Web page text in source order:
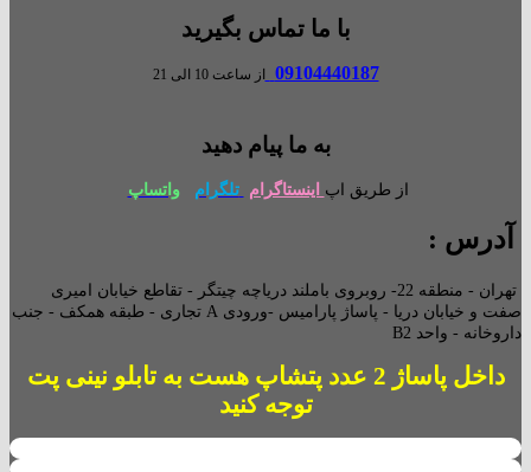
با ما تماس بگیرید
09104440187 از ساعت 10 الی 21
به ما پیام دهید
از طریق اپ اینستاگرام تلگرام واتساپ
آدرس :
تهران - منطقه 22- روبروی باملند دریاچه چیتگر - تقاطع خیابان امیری
صفت و خیابان دریا - پاساژ پارامیس -ورودی A تجاری -
طبقه همکف - جنب
داروخانه - واحد B2
داخل پاساژ 2 عدد پتشاپ هست به تابلو نینی پت
توجه کنید